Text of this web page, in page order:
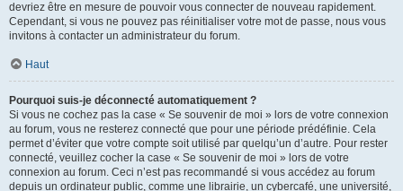
devriez être en mesure de pouvoir vous connecter de nouveau rapidement.
Cependant, si vous ne pouvez pas réinitialiser votre mot de passe, nous vous
invitons à contacter un administrateur du forum.
Haut
Pourquoi suis-je déconnecté automatiquement ?
Si vous ne cochez pas la case « Se souvenir de moi » lors de votre connexion
au forum, vous ne resterez connecté que pour une période prédéfinie. Cela
permet d’éviter que votre compte soit utilisé par quelqu’un d’autre. Pour rester
connecté, veuillez cocher la case « Se souvenir de moi » lors de votre
connexion au forum. Ceci n’est pas recommandé si vous accédez au forum
depuis un ordinateur public, comme une librairie, un cybercafé, une université,